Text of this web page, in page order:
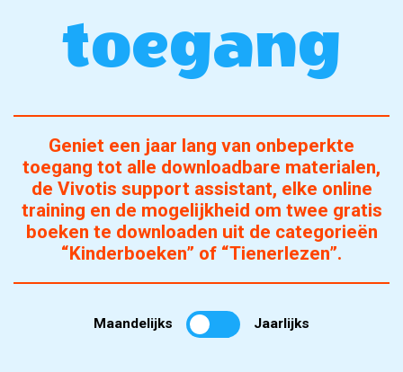
toegang
Geniet een jaar lang van onbeperkte
toegang tot alle downloadbare materialen,
de Vivotis support assistant, elke online
training en de mogelijkheid om twee gratis
boeken te downloaden uit de categorieën
“Kinderboeken” of “Tienerlezen”.
Maandelijks Jaarlijks